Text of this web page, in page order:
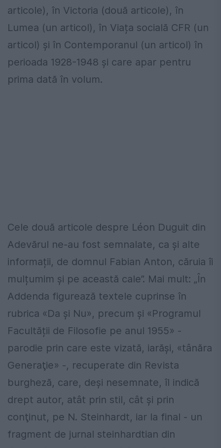
articole), în Victoria (două articole), în
Lumea (un articol), în Viața socială CFR (un
articol) şi în Contemporanul (un articol) în
perioada 1928-1948 şi care apar pentru
prima dată în volum.
Cele două articole despre Léon Duguit din
Adevărul ne-au fost semnalate, ca şi alte
informații, de domnul Fabian Anton, căruia îi
mulțumim şi pe această cale”. Mai mult: „În
Addenda figurează textele cuprinse în
rubrica «Da şi Nu», precum şi «Programul
Facultății de Filosofie pe anul 1955» -
parodie prin care este vizată, iarăşi, «tânăra
Generaţie» -, recuperate din Revista
burgheză, care, deşi nesemnate, îl indică
drept autor, atât prin stil, cât şi prin
conţinut, pe N. Steinhardt, iar la final - un
fragment de jurnal steinhardtian din